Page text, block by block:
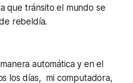
que tránsito el mundo se
rebeldía.
automática y en el
los días, mi computadora,